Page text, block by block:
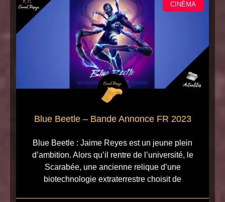
CINÉMA
Blue Beetle – Bande Annonce FR 2023
Blue Beetle : Jaime Reyes est un jeune plein
d’ambition. Alors qu’il rentre de l’université, le
Scarabée, une ancienne relique d’une
biotechnologie extraterrestre choisit de